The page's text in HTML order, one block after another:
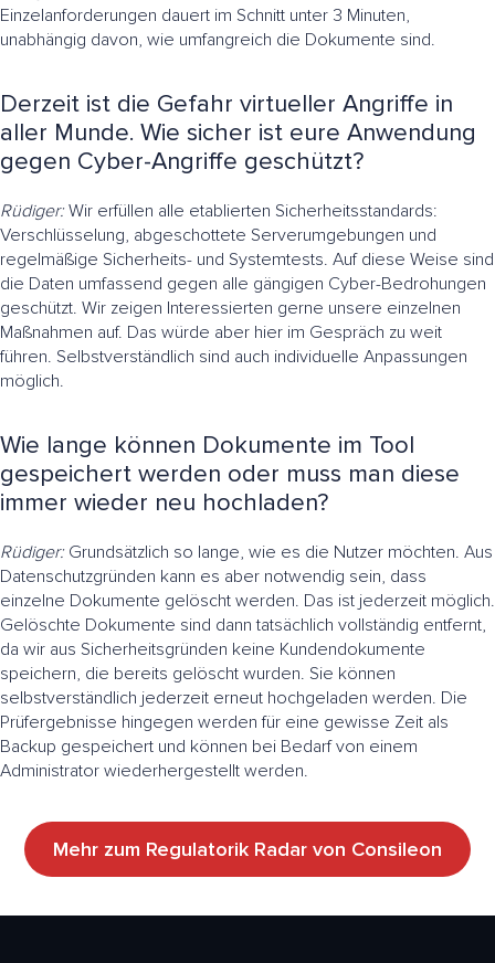
Einzelanforderungen dauert im Schnitt unter 3 Minuten,
unabhängig davon, wie umfangreich die Dokumente sind.
Derzeit ist die Gefahr virtueller Angriffe in
aller Munde. Wie sicher ist eure Anwendung
gegen Cyber-Angriffe geschützt?
Rüdiger:Wir erfüllen alle etablierten Sicherheitsstandards:
Verschlüsselung, abgeschottete Serverumgebungen und
regelmäßige Sicherheits- und Systemtests. Auf diese Weise sind
die Daten umfassend gegen alle gängigen Cyber-Bedrohungen
geschützt. Wir zeigen Interessierten gerne unsere einzelnen
Maßnahmen auf. Das würde aber hier im Gespräch zu weit
führen. Selbstverständlich sind auch individuelle Anpassungen
möglich.
Wie lange können Dokumente im Tool
gespeichert werden oder muss man diese
immer wieder neu hochladen?
Rüdiger:Grundsätzlich so lange, wie es die Nutzer möchten. Aus
Datenschutzgründen kann es aber notwendig sein, dass
einzelne Dokumente gelöscht werden. Das ist jederzeit möglich.
Gelöschte Dokumente sind dann tatsächlich vollständig entfernt,
da wir aus Sicherheitsgründen keine Kundendokumente
speichern, die bereits gelöscht wurden. Sie können
selbstverständlich jederzeit erneut hochgeladen werden. Die
Prüfergebnisse hingegen werden für eine gewisse Zeit als
Backup gespeichert und können bei Bedarf von einem
Administrator wiederhergestellt werden.
Mehr zum Regulatorik Radar von Consileon